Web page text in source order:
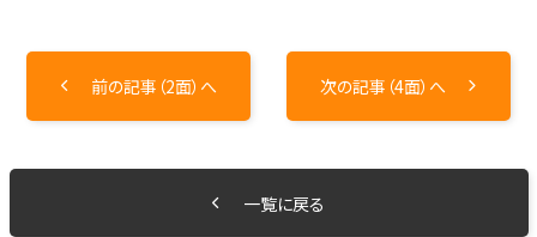
前の記事（2面）へ 次の記事（4面）へ
一覧に戻る